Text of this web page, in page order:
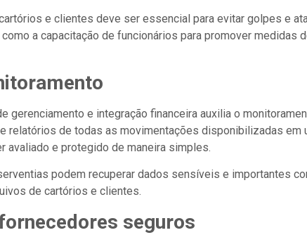
e clientes deve ser essencial para evitar golpes e
a capacitação de funcionários para promover medidas
gerenciamento e integração financeira auxilia o
relatórios de todas as movimentações disponibilizadas em
avaliado e protegido de maneira simples.
podem recuperar dados sensíveis e importantes
de cartórios e clientes.
seguros